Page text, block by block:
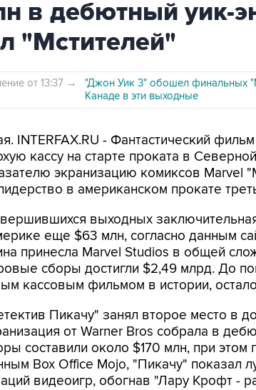
в дебютный уик-
"Мстителей"
от 13:37 →
"Джон Уик 3" обошел финальных
Канаде в эти выходные
INTERFAX.RU - Фантастический
кассу на старте проката в
экранизацию комиксов Marvel
в американском прокате
выходных
еще $63 млн, согласно данным
принесла Marvel Studios в общей
сборы достигли $2,49 млрд. До
кассовым фильмом в истории,
Пикачу" занял второе место в
от Warner Bros собрала в
составили около $170 млн, при этом
Box Office Mojo, "Пикачу" показал
видеоигр, обогнав "Лару Крофт -